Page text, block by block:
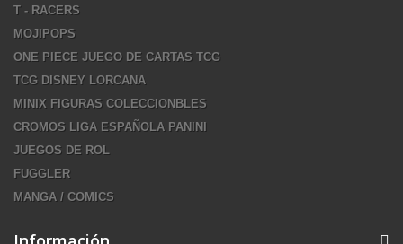
T - RACERS
MOJIPOPS
ONE PIECE JUEGO DE CARTAS TCG
TCG DISNEY LORCANA
MINIX FIGURAS COLECCIONBLES
CROMOS LIGA ESPAÑOLA PANINI
JUEGOS DE ROL
FUGGLER
MANGA / COMICS